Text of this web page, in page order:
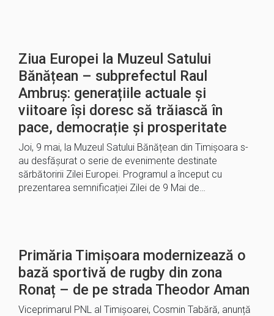
Ziua Europei la Muzeul Satului
Bănățean – subprefectul Raul
Ambruș: generațiile actuale și
viitoare își doresc să trăiască în
pace, democrație și prosperitate
Joi, 9 mai, la Muzeul Satului Bănățean din Timișoara s-
au desfășurat o serie de evenimente destinate
sărbătoririi Zilei Europei. Programul a început cu
prezentarea semnificației Zilei de 9 Mai de…
Primăria Timișoara modernizează o
bază sportivă de rugby din zona
Ronaț – de pe strada Theodor Aman
Viceprimarul PNL al Timișoarei, Cosmin Tabără, anunță